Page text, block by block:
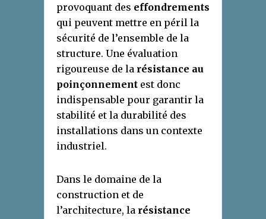
provoquant des effondrements
qui peuvent mettre en péril la
sécurité de l’ensemble de la
structure. Une évaluation
rigoureuse de la résistance au
poinçonnement est donc
indispensable pour garantir la
stabilité et la durabilité des
installations dans un contexte
industriel.
Dans le domaine de la
construction et de
l’architecture, la résistance